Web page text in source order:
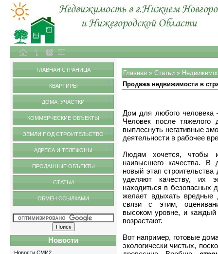
ГЛАВНАЯ СТРАНИЦА
КВАРТИРЫ
ДОМА, УЧАСТКИ
КОММЕРЧЕСКИЕ ОБЪЕКТЫ
ЗЕМЛИ ПОД СТРОИТЕЛЬСТВО
АДРЕСА И ТЕЛЕФОНЫ
ПРОДАННЫЕ ОБЪЕКТЫ
СТАТЬИ
ОБМЕН ССЫЛКАМИ
Новости
Новости СМИ2
Главная » Статьи »
Продажа недвижимости в
Дом для любого человека
Человек после тяжелого
выплеснуть негативные
деятельности в рабочее
Людям хочется, чтобы
наивысшего качества. В
новый этап
уделяют качеству, их
находиться в безопасных
желает вдыхать вредные
связи с этим,
высоком уровне, и каждый
возрастают.
Вот например, готовые
экологически чистых,